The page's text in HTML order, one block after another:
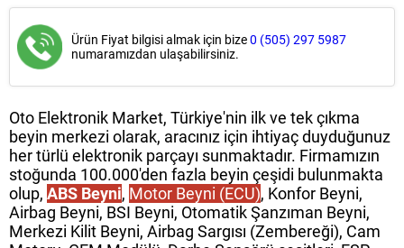
Ürün Fiyat bilgisi almak için bize0 (505) 297 5987
numaramızdan ulaşabilirsiniz.
Oto Elektronik Market, Türkiye'nin ilk ve tek çıkma
beyin merkezi olarak, aracınız için ihtiyaç duyduğunuz
her türlü elektronik parçayı sunmaktadır. Firmamızın
stoğunda 100.000'den fazla beyin çeşidi bulunmakta
olup, ABS Beyni, Motor Beyni (ECU), Konfor Beyni,
Airbag Beyni, BSI Beyni, Otomatik Şanzıman Beyni,
Merkezi Kilit Beyni, Airbag Sargısı (Zembereği), Cam